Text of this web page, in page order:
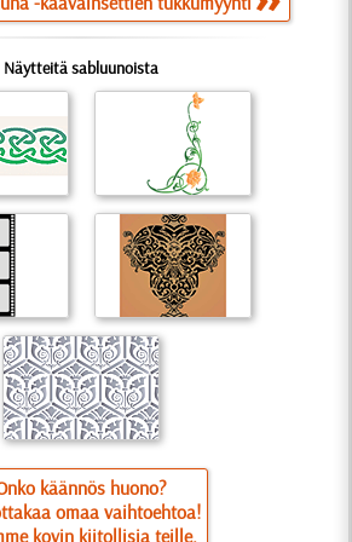
Näytteitä sabluunoista
käännös huono?
omaa vaihtoehtoa!
kovin kiitollisia teille.